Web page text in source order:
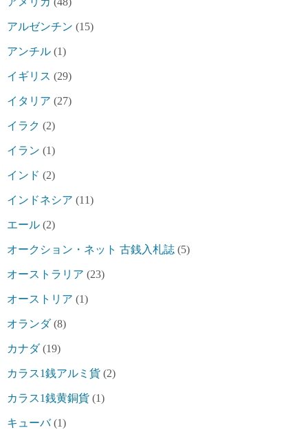
アルゼンチン (15)
アンチル (1)
イギリス (29)
イタリア (27)
イラク (2)
イラン (1)
インド (2)
インドネシア (11)
エール (2)
オークション・ネット 古銭入札誌 (5)
オーストラリア (23)
オーストリア (1)
オランダ(8)
カナダ(19)
カラス1銭アルミ貨 (2)
カラス1銭黄銅貨 (1)
キューバ(1)